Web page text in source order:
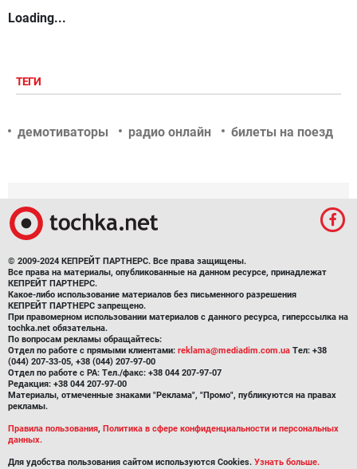
Loading...
ТЕГИ
демотиваторы радио онлайн билеты на поезд
© 2009-2024 КЕПРЕЙТ ПАРТНЕРС. Все права защищены.
Все права на материалы, опубликованные на данном ресурсе, принадлежат
КЕПРЕЙТ ПАРТНЕРС.
Какое-либо использование материалов без письменного разрешения
КЕПРЕЙТ ПАРТНЕРС запрещено.
При правомерном использовании материалов с данного ресурса, гиперссылка на
tochka.net обязательна.
По вопросам рекламы обращайтесь:
Отдел по работе с прямыми клиентами: reklama@mediadim.com.ua Тел: +38
(044) 207-33-05, +38 (044) 207-97-00
Отдел по работе с РА: Тел./факс: +38 044 207-97-07
Редакция: +38 044 207-97-00
Материалы, отмеченные знаками "Реклама", "Промо", публикуются на правах
рекламы.
Правила пользования, Политика в сфере конфиденциальности и персональных
данных.
Для удобства пользования сайтом используются Cookies. Узнать больше.